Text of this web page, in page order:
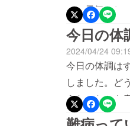
い、元気でし
ないかな…も
今日の体
2024/04/24
今日の体調は
しました。ど
うなったかも
ためのショー